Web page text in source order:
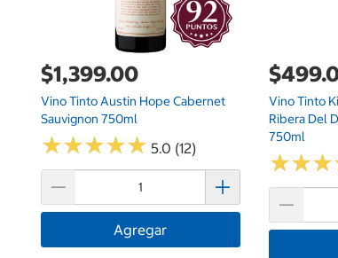
$1,399.00
Vino Tinto Austin Hope Cabernet
Sauvignon 750ml
★★★★★
★★★★★ 5.0 (12)
Agregar
Vino Tinto
Ribera Del
750ml
★★★
★★★